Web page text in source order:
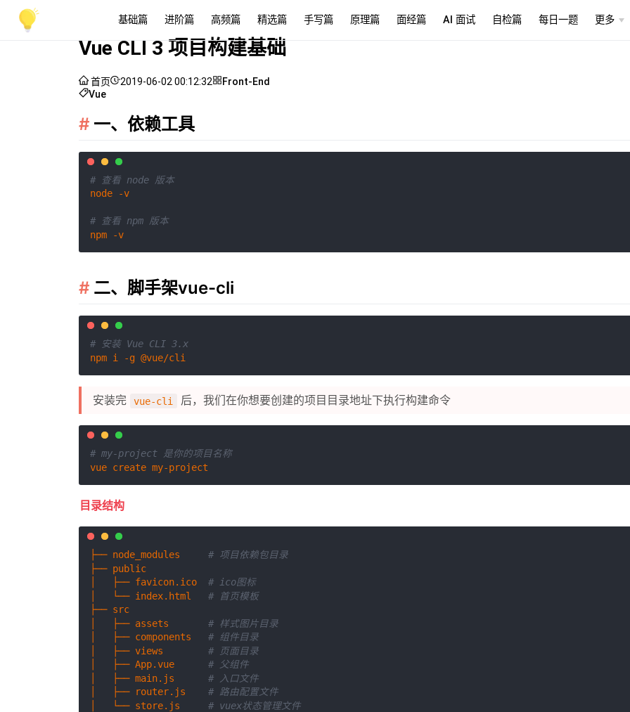
基础篇 进阶篇 高频篇 精选篇 手写篇 原理篇 面经篇 AI 面试 自检篇 每日一题 更多
Vue CLI 3 项目构建基础
首页 2019-06-02 00:12:32
Front-End
Vue
一、依赖工具
# 查看 node 版本
node -v
# 查看 npm 版本
二、脚手架vue-cli
# 安装 Vue CLI 3.x
安装完 vue-cli 后，我们在你想要创建的项目目录地址下执行构建命令
# my-project 是你的项目名称
目录结构
├── node_modules # 项目依赖包目录
├── public
│   ├── favicon.ico # ico图标
│   └── index.html # 首页模板
├── src
│   ├── assets # 样式图片目录
│   ├── components # 组件目录
│   ├── views # 页面目录
│   ├── App.vue # 父组件
│   ├── main.js # 入口文件
│   ├── router.js # 路由配置文件
│   └── store.js # vuex状态管理文件